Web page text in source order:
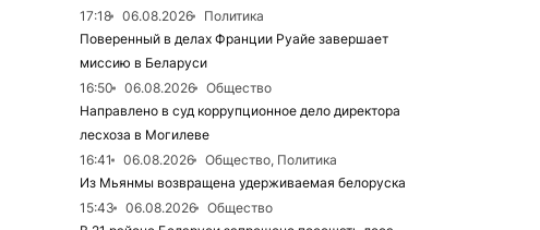
17:18
06.08.2026
Политика
Поверенный в делах Франции Руайе завершает
миссию в Беларуси
16:50
06.08.2026
Общество
Направлено в суд коррупционное дело директора
лесхоза в Могилеве
16:41
06.08.2026
Общество, Политика
Из Мьянмы возвращена удерживаемая белоруска
15:43
06.08.2026
Общество